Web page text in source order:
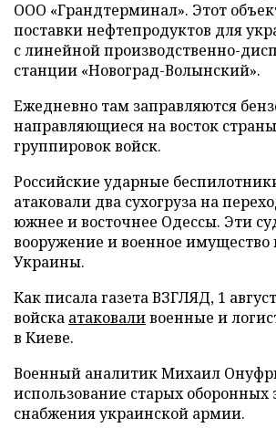
ООО «Грандтерминал». Этот
поставки нефтепродуктов для
с линейной производственно-
станции «Новоград-Волынский».
Ежедневно там заправляются
направляющиеся на восток
группировок войск.
Российские ударные
атаковали два сухогруза на
южнее и восточнее Одессы. Эти
вооружение и военное имущество
Украины.
Как писала газета ВЗГЛЯД, 1
войска атаковаливоенные и
в Киеве.
Военный аналитик Михаил
использование старых оборонных
снабжения украинской армии.